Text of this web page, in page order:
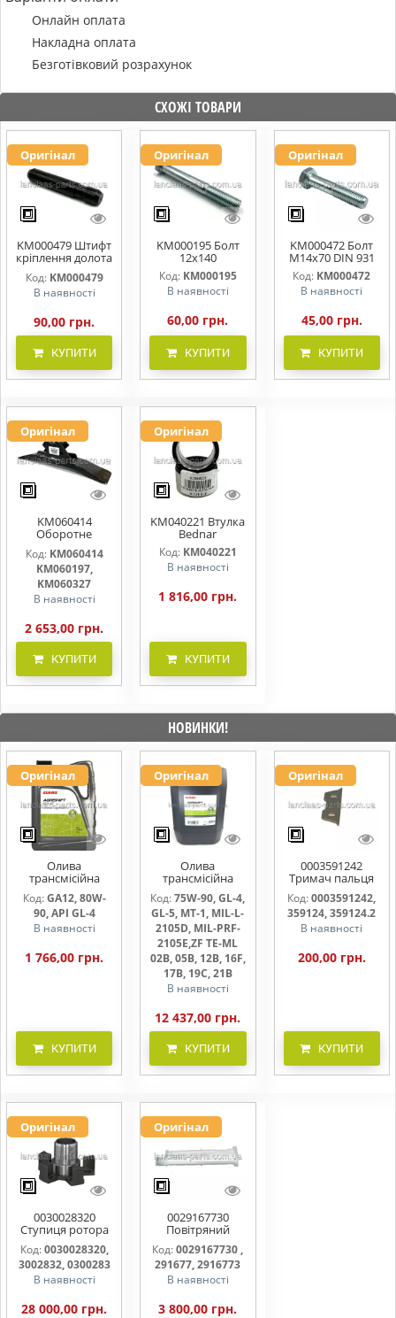
Онлайн оплата
Накладна оплата
Безготівковий розрахунок
СХОЖІ ТОВАРИ
Оригінал
KM000479 Штифт
кріплення долота
(металевий)
11*59 мм,
BEDNAR
Код: KM000479
В наявності
90,00 грн.
КУПИТИ
Оригінал
KM000195 Болт
12х140
Код: KM000195
В наявності
60,00 грн.
КУПИТИ
Оригінал
KM000472 Болт
M14x70 DIN 931
Код: KM000472
В наявності
45,00 грн.
КУПИТИ
Оригінал
KM060414
Оборотне
долото 440x70мм
BEDNAR
Код: KM060414
KM060197,
KM060327
В наявності
2 653,00 грн.
КУПИТИ
Оригінал
KM040221 Втулка
Bednar
Код: KM040221
В наявності
1 816,00 грн.
КУПИТИ
НОВИНКИ!
Оригінал
Олива
трансмісійна
AGRISHIFT GA12 5
л
Код:GA12, 80W-
90, API GL-4
В наявності
1 766,00 грн.
КУПИТИ
Оригінал
Олива
трансмісійна
AGRISHIFT SYN FE
75W90 20л
Код: 75W-90, GL-4,
GL-5, MT-1, MIL-L-
2105D, MIL-PRF-
2105E,ZF TE-ML
02B, 05B, 12B, 16F,
17B, 19C, 21B
В наявності
12 437,00 грн.
КУПИТИ
Оригінал
0003591242
Тримач пальця
жниварки
Код:0003591242,
359124, 359124.2
В наявності
200,00 грн.
КУПИТИ
Оригінал
0030028320
Ступиця ротора
CLAAS
Код:0030028320,
3002832, 0300283
В наявності
28 000,00 грн.
Оригінал
0029167730
Повітряний
фільтр бака
(фільтр AdBlue)
Код: 0029167730 ,
291677, 2916773
В наявності
3 800,00 грн.